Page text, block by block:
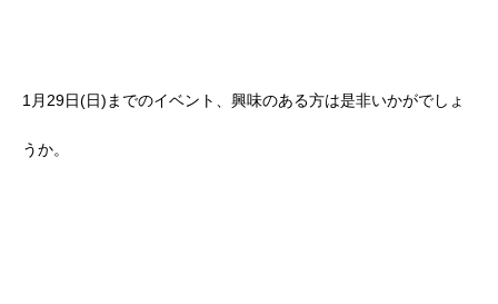
1月29日(日)までのイベント、興味のある方は是非いかがでしょ
うか。